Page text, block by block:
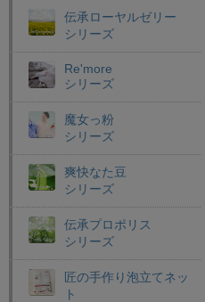
伝承ローヤルゼリー
シリーズ
Re'more
シリーズ
魔女っ粉
シリーズ
爽快なた豆
シリーズ
伝承プロポリス
シリーズ
匠の手作り泡立てネッ
ト